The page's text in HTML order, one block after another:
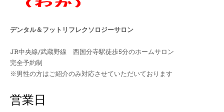
デンタル＆フットリフレクソロジーサロン
JR中央線/武蔵野線 西国分寺駅徒歩5分のホームサロン
完全予約制
※男性の方はご紹介のみ対応させていただいております
営業日